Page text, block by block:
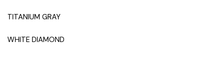
TITANIUM GRAY
WHITE DIAMOND